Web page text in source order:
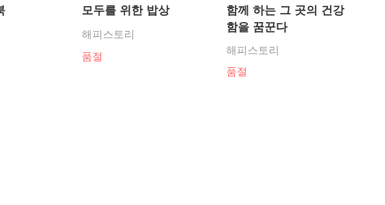
모두를 위한 밥상
해피스토리
품절
함께 하는 그 곳의 건강
함을 꿈꾼다
해피스토리
품절